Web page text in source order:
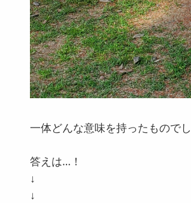
一体どんな意味を持ったもので
答えは…！
↓
↓